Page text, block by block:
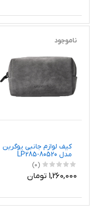
ناموجود
کیف لوازم جانبی یوگرین
مدل LP285-80520
(0)
1,260,000 تومان